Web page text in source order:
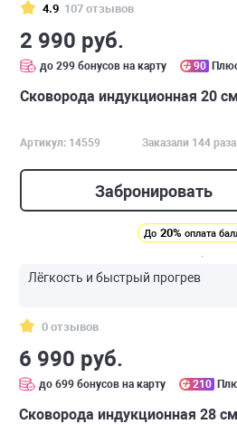
4.9 107 отзывов
2 990 руб.
до 299 бонусов на карту 90
Сковорода индукционная 20
Артикул: 14559 Заказали 144 раза
Забронировать
До 20% оплата
Лёгкость и быстрый прогрев
0 отзывов
6 990 руб.
до 699 бонусов на карту 210
Сковорода индукционная 28